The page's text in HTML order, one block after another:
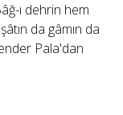
ı dehrin hem
da gâmın da
Pala'dan